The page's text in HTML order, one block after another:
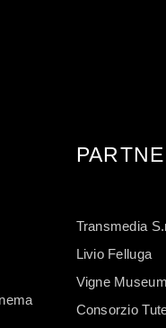
Transmedia
Livio Felluga
Vigne Museum
Consorzio